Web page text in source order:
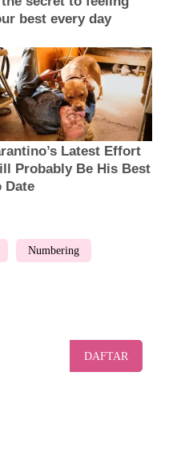
Numbering
DAFTAR